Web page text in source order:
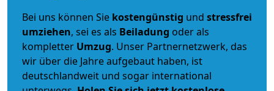
Bei uns können Sie kostengünstig und stressfrei
umziehen, sei es als Beiladung oder als
kompletter Umzug. Unser Partnernetzwerk, das
wir über die Jahre aufgebaut haben, ist
deutschlandweit und sogar international